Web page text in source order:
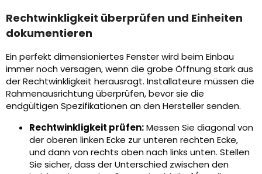
Rechtwinkligkeit überprüfen und Einheiten
dokumentieren
Ein perfekt dimensioniertes Fenster wird beim Einbau
immer noch versagen, wenn die grobe Öffnung stark aus
der Rechtwinkligkeit herausragt. Installateure müssen die
Rahmenausrichtung überprüfen, bevor sie die
endgültigen Spezifikationen an den Hersteller senden.
Rechtwinkligkeit prüfen:Messen Sie diagonal von
der oberen linken Ecke zur unteren rechten Ecke,
und dann von rechts oben nach links unten. Stellen
Sie sicher, dass der Unterschied zwischen den